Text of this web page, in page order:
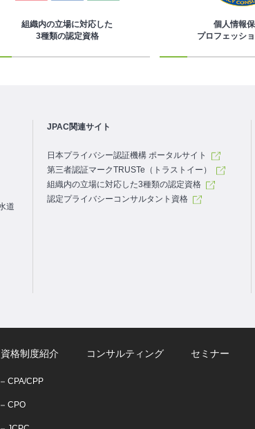
組織内の立場に対応した
3種類の認定資格
個人情報
プロフェッシ
道
JPAC関連サイト
日本プライバシー認証機構 ポータルサイト
第三者認証マークTRUSTe（トラストイー）
組織内の立場に対応した3種類の認定資格
認定プライバシーコンサルタント資格
資格制度紹介
CPA/CPP
CPO
コンサルティング セミナー